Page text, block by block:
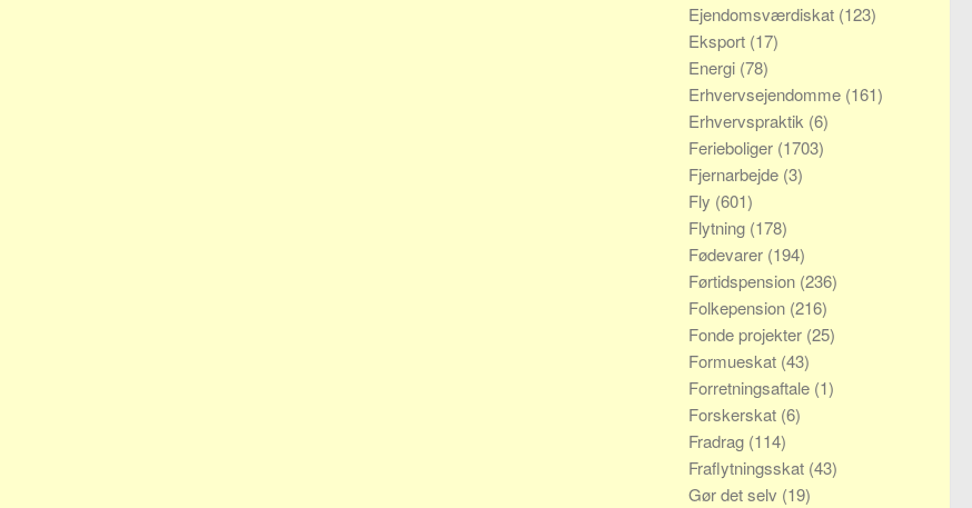
Ejendomsværdiskat (123)
Eksport (17)
Energi (78)
Erhvervsejendomme (161)
Erhvervspraktik (6)
Ferieboliger (1703)
Fjernarbejde (3)
Fly (601)
Flytning (178)
Fødevarer (194)
Førtidspension (236)
Folkepension (216)
Fonde projekter (25)
Formueskat (43)
Forretningsaftale (1)
Forskerskat (6)
Fradrag (114)
Fraflytningsskat (43)
Gør det selv (19)